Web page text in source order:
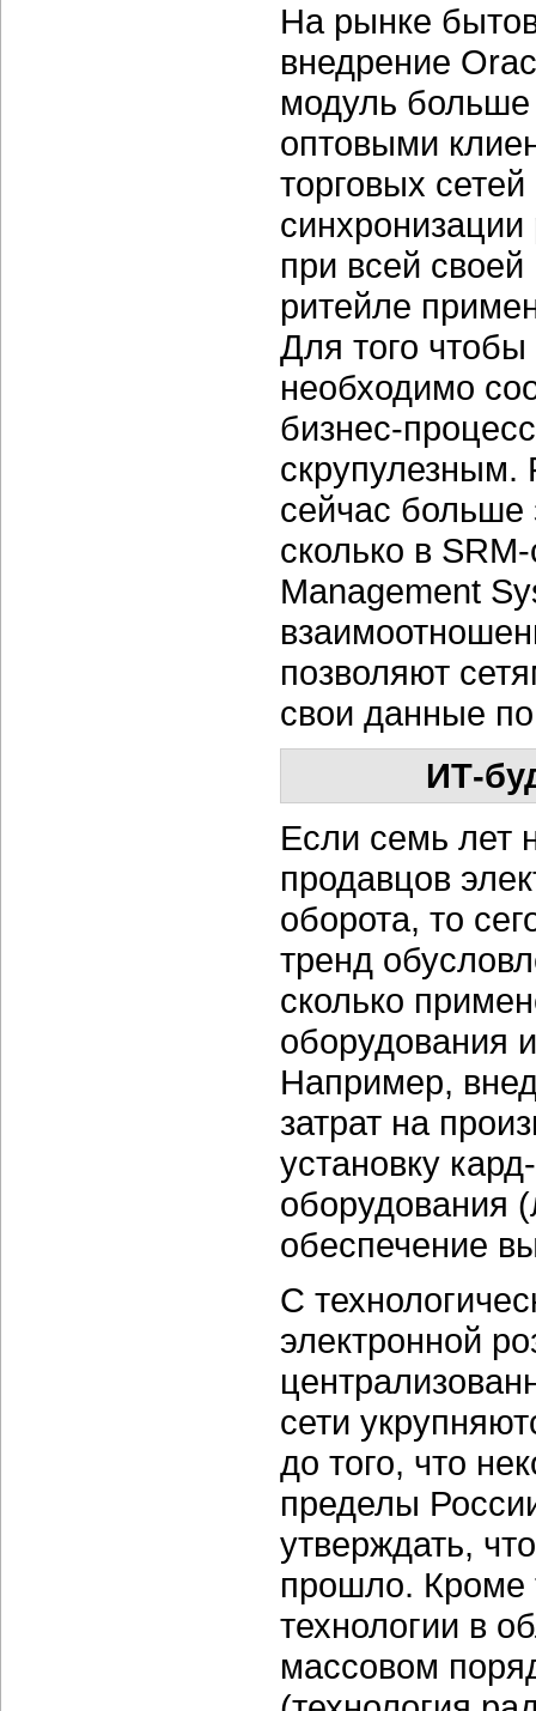
На рынке
внедрение
модуль больше
оптовыми
торговых
при всей своей
ритейле
Для того чтобы
необходимо
бизнес-
скрупулезным.
сейчас больше
сколько в
Management
позволяют
свои данные по
ИТ-
Если семь лет
продавцов
оборота, то
тренд
сколько
оборудования
Например,
затрат на
установку
оборудования
обеспечение
С
электронной
сети
до того, что
пределы
утверждать,
прошло. Кроме
технологии в
массовом